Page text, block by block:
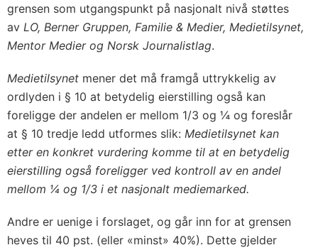
grensen som utgangspunkt på nasjonalt nivå støttes
av LO, Berner Gruppen, Familie & Medier, Medietilsynet,
Mentor Medier og Norsk Journalistlag.
Medietilsynet mener det må framgå uttrykkelig av
ordlyden i § 10 at betydelig eierstilling også kan
foreligge der andelen er mellom 1/3 og ¼ og foreslår
at § 10 tredje ledd utformes slik: Medietilsynet kan
etter en konkret vurdering komme til at en betydelig
eierstilling også foreligger ved kontroll av en andel
mellom ¼ og 1/3 i et nasjonalt mediemarked.
Andre er uenige i forslaget, og går inn for at grensen
heves til 40 pst. (eller «minst» 40%). Dette gjelder